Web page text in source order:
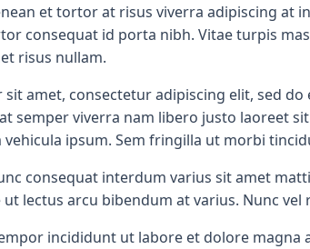
et tortor at risus viverra adipiscing at
consequat id porta nibh. Vitae turpis
risus nullam.
sit amet, consectetur adipiscing elit, sed
semper viverra nam libero justo laoreet
vehicula ipsum. Sem fringilla ut morbi
consequat interdum varius sit amet
lectus arcu bibendum at varius. Nunc
incididunt ut labore et dolore